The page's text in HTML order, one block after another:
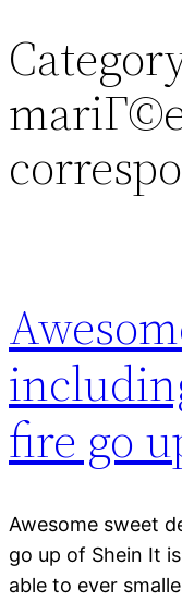
Skip
to
content
fire go
Awesome sweet
go up of Shein It
able to ever